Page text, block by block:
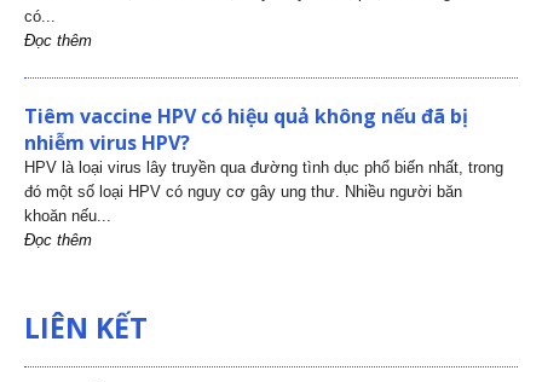
có...
Đọc thêm
Tiêm vaccine HPV có hiệu quả không nếu đã bị
nhiễm virus HPV?
HPV là loại virus lây truyền qua đường tình dục phổ biến nhất, trong
đó một số loại HPV có nguy cơ gây ung thư. Nhiều người băn
khoăn nếu...
Đọc thêm
LIÊN KẾT